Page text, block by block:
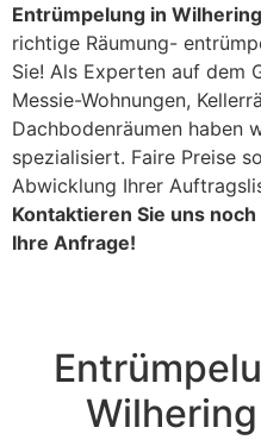
Entrümpelung in Wilhering
richtige Räumung-
Sie! Als Experten auf dem
Messie-Wohnungen,
Dachbodenräumen haben
spezialisiert. Faire Preise
Abwicklung Ihrer
Kontaktieren Sie uns
Ihre Anfrage!